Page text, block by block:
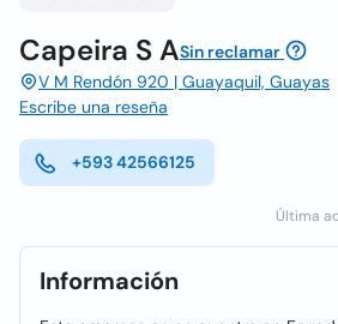
Capeira S ASin reclamar
V M Rendón 920 | Guayaquil, Guayas
Escribe una reseña
+593 42566125
Última
Información